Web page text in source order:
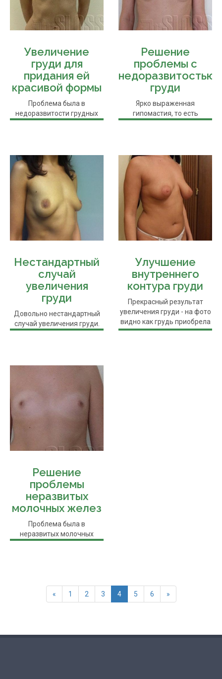
Увеличение
груди для
придания ей
красивой формы
Проблема была в
недоразвитости грудных
Решение
проблемы с
недоразвитостью
груди
Ярко выраженная
гипомастия, то есть
Нестандартный
случай
увеличения
груди
Довольно нестандартный
случай увеличения груди.
Улучшение
внутреннего
контура груди
Прекрасный результат
увеличения груди - на фото
видно как грудь приобрела
...
Решение
проблемы
неразвитых
молочных желез
Проблема была в
неразвитых молочных
« 1 2 3 4 5 6 »